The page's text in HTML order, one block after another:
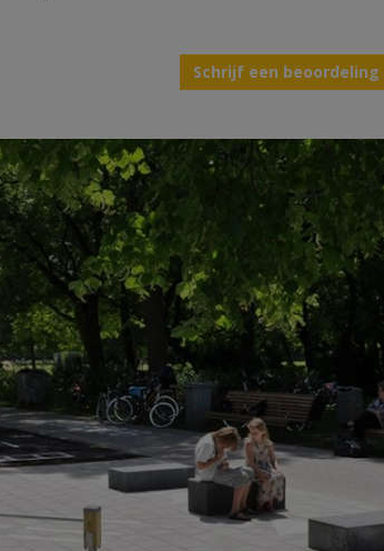
Schrijf een beoordeling